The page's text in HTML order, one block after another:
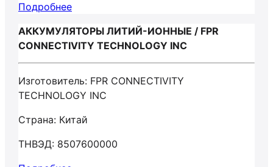
Подробнее
АККУМУЛЯТОРЫ ЛИТИЙ-ИОННЫЕ / FPR
CONNECTIVITY TECHNOLOGY INC
Изготовитель: FPR CONNECTIVITY
TECHNOLOGY INC
Страна: Китай
ТНВЭД: 8507600000